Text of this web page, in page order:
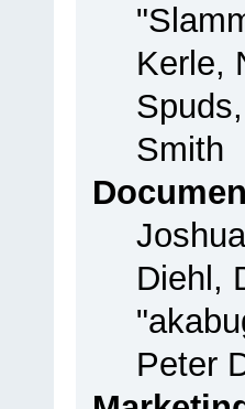
Kerle,
Smith
Diehl,
Peter